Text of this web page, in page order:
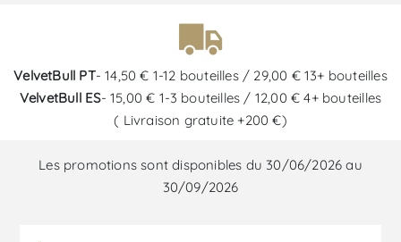
VelvetBull PT- 14,50 € 1-12 bouteilles / 29,00 € 13+ bouteilles
VelvetBull ES- 15,00 € 1-3 bouteilles / 12,00 € 4+ bouteilles
( Livraison gratuite +200 €)
Les promotions sont disponibles du 30/06/2026 au
30/09/2026